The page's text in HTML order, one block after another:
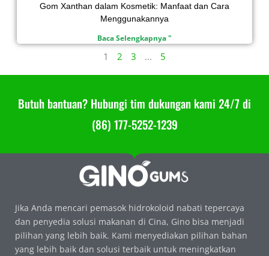
Gom Xanthan dalam Kosmetik: Manfaat dan Cara
Menggunakannya
Baca Selengkapnya "
1 2 3 ... 5
Butuh bantuan? Hubungi tim dukungan kami 24/7 di
(86) 177-5252-1239
Jika Anda mencari pemasok hidrokoloid nabati tepercaya
dan penyedia solusi makanan di Cina, Gino bisa menjadi
pilihan yang lebih baik. Kami menyediakan pilihan bahan
yang lebih baik dan solusi terbaik untuk meningkatkan